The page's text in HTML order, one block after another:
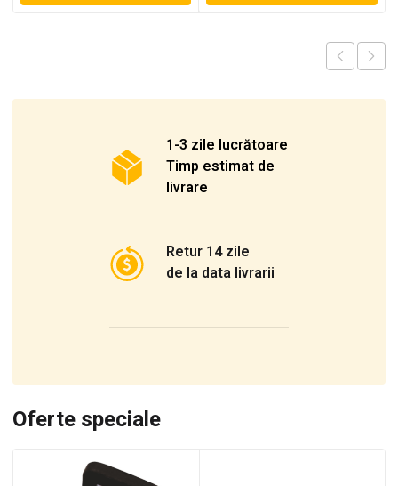
1-3 zile lucrătoare
Timp estimat de
livrare
Retur 14 zile
de la data livrarii
Oferte speciale